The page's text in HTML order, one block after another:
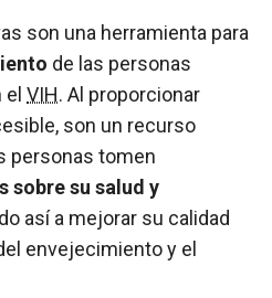
son una herramienta para
de las personas
VIH. Al proporcionar
son un recurso
personas tomen
sobre su salud y
así a mejorar su calidad
envejecimiento y el